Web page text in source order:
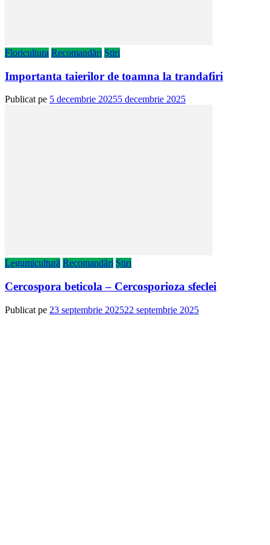
Floricultura Recomandări Știri
Importanta taierilor de toamna la trandafiri
Publicat pe 5 decembrie 20255 decembrie 2025
Legumicultură Recomandări Știri
Cercospora beticola – Cercosporioza sfeclei
Publicat pe 23 septembrie 202522 septembrie 2025